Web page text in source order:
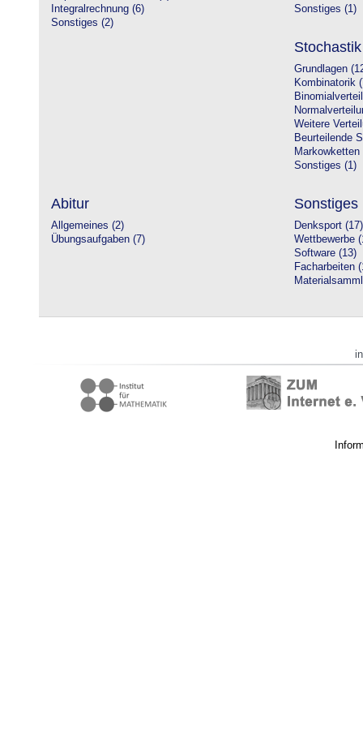
Integralrechnung (6)
Sonstiges (2)
Sonstiges (1)
Stochastik
Grundlagen
Kombinatorik
Weitere
Beurteilende
Markowketten
Sonstiges (1)
Abitur
Allgemeines (2)
Übungsaufgaben (7)
Sonstiges
Denksport (17)
Wettbewerbe
Software (13)
Facharbeiten